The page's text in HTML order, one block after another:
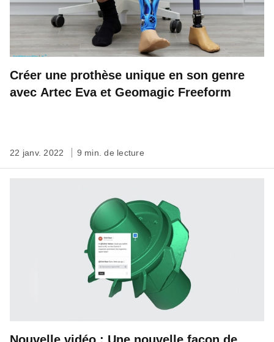
Créer une prothèse unique en son genre
avec Artec Eva et Geomagic Freeform
22 janv. 2022 9 min. de lecture